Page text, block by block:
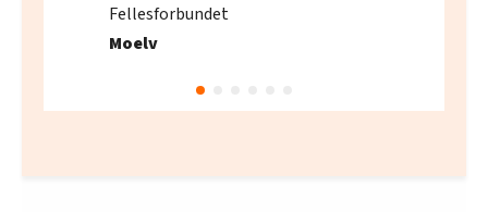
Fellesforbundet
Moelv